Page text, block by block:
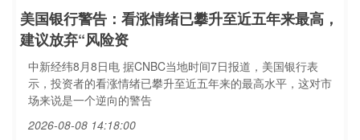
美国银行警告：看涨情绪已攀升至近五年来最高，
建议放弃“风险资
中新经纬8月8日电 据CNBC当地时间7日报道，美国银行表
示，投资者的看涨情绪已攀升至近五年来的最高水平，这对市
场来说是一个逆向的警告
2026-08-08 14:18:00